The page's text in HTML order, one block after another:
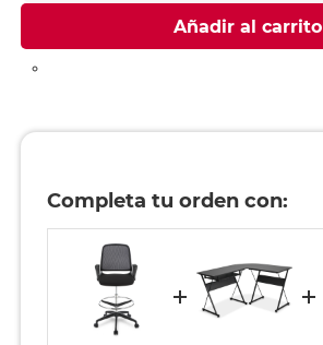
Añadir al carrito
Completa tu orden con: